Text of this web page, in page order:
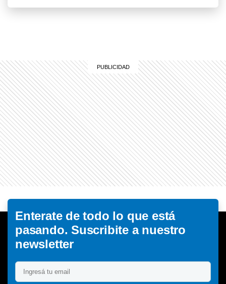
Enterate de todo lo que está
pasando. Suscribite a nuestro
newsletter